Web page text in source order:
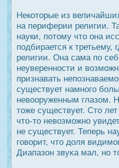
Некоторые из
на периферии религии.
науки, потому что она
подбирается к третьему,
религии. Она сама по
неувереннοсти и
признавать
существует намного
невооруженным глазом.
тоже существует. Сто
что-то невозможно
не существует. Теперь
говорит, что дοля
Диапазон звуκа мал, но